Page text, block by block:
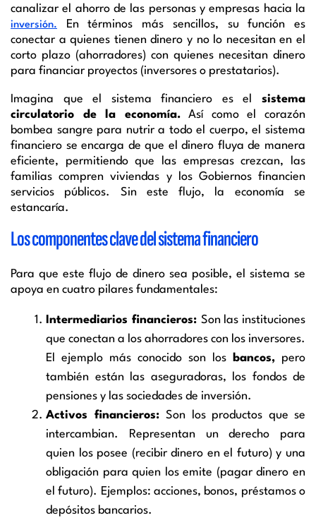
canalizar el ahorro de las personas y empresas hacia la
inversión.
En términos más sencillos, su función es
conectar a quienes tienen dinero y no lo necesitan en el
corto plazo (ahorradores) con quienes necesitan dinero
para financiar proyectos (inversores o prestatarios).
Imagina que el sistema financiero es el sistema
circulatorio de la economía.Así como el corazón
bombea sangre para nutrir a todo el cuerpo, el sistema
financiero se encarga de que el dinero fluya de manera
eficiente, permitiendo que las empresas crezcan, las
familias compren viviendas y los Gobiernos financien
servicios públicos. Sin este flujo, la economía se
estancaría.
Los componentes clave del sistema financiero
Para que este flujo de dinero sea posible, el sistema se
apoya en cuatro pilares fundamentales:
Intermediarios financieros: Son las instituciones
que conectan a los ahorradores con los inversores.
El ejemplo más conocido son los
bancos, pero
también están las aseguradoras, los fondos de
pensiones y las sociedades de inversión.
Activos financieros: Son los productos que se
intercambian. Representan un derecho para
quien los posee (recibir dinero en el futuro) y una
obligación para quien los emite (pagar dinero en
el futuro). Ejemplos: acciones, bonos, préstamos o
depósitos bancarios.